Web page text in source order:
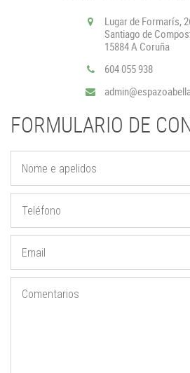
Lugar de Formarís,
Santiago de
15884 A Coruña
604 055 938
FORMULARIO DE